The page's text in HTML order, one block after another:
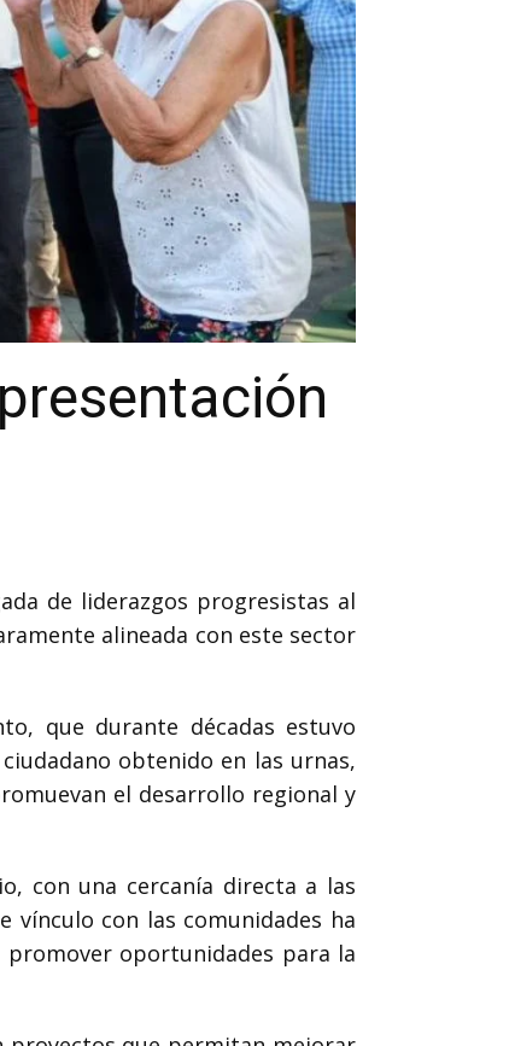
de liderazgos progresistas al
alineada con este sector
que durante décadas estuvo
obtenido en las urnas,
el desarrollo regional y
con una cercanía directa a las
vínculo con las comunidades ha
oportunidades para la